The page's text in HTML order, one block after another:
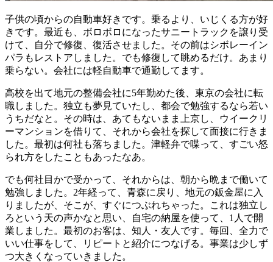
子供の頃からの自動車好きです。乗るより、いじくる方が好
きです。最近も、ボロボロになったサニートラックを譲り受
けて、自分で修復、復活させました。その前はシボレーイン
パラもレストアしました。でも修復して眺めるだけ。あまり
乗らない。会社には軽自動車で通勤してます。
高校を出て地元の整備会社に5年勤めた後、東京の会社に転
職しました。独立も夢見ていたし、都会で勉強するなら若い
うちだなと。その時は、あてもないまま上京し、ウイークリ
ーマンションを借りて、それから会社を探して面接に行きま
した。最初は何社も落ちました。津軽弁で喋って、すごい怒
られ方をしたこともあったなあ。
でも何社目かで受かって、それからは、朝から晩まで働いて
勉強しました。2年経って、青森に戻り、地元の鈑金屋に入
りましたが、そこが、すぐにつぶれちゃった。これは独立し
ろという天の声かなと思い、自宅の納屋を使って、1人で開
業しました。最初のお客は、知人・友人です。毎回、全力で
いい仕事をして、リピートと紹介につなげる。事業は少しず
つ大きくなっていきました。